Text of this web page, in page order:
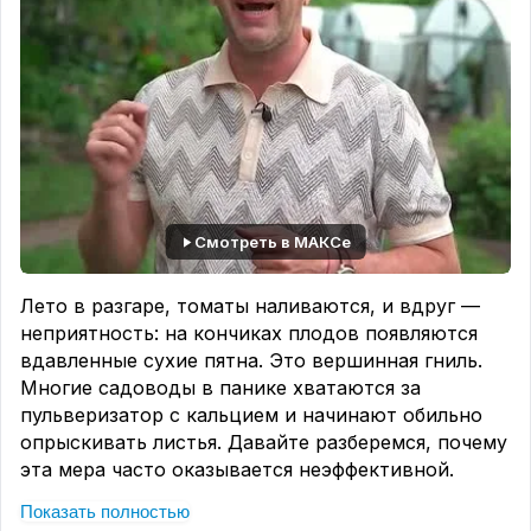
Смотреть в МАКСе
Лето в разгаре, томаты наливаются, и вдруг —
неприятность: на кончиках плодов появляются
вдавленные сухие пятна. Это вершинная гниль.
Многие садоводы в панике хватаются за
пульверизатор с кальцием и начинают обильно
опрыскивать листья. Давайте разберемся, почему
эта мера часто оказывается неэффективной.
❗️Почему так бывает?
Показать полностью